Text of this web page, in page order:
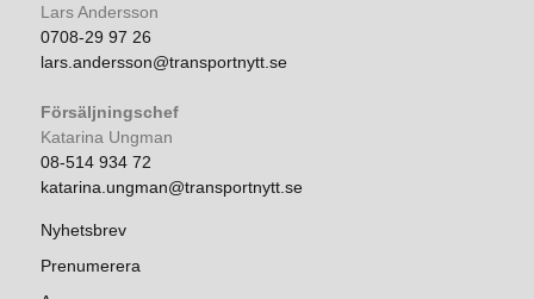
Lars Andersson
0708-29 97 26
lars.andersson@transportnytt.se
Försäljningschef
Katarina Ungman
08-514 934 72
katarina.ungman@transportnytt.se
Nyhetsbrev
Prenumerera